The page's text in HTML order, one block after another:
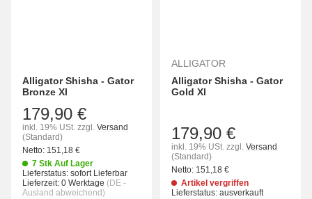
Alligator Shisha - Gator
Bronze Xl
179,90 €
inkl. 19% USt. zzgl. Versand
(Standard)
Netto: 151,18 €
7 Stk Auf Lager
Lieferstatus: sofort Lieferbar
Lieferzeit: 0 Werktage (DE -
Ausland abweichend)
ALLIGATOR
Alligator Shisha - Gator
Gold Xl
179,90 €
inkl. 19% USt. zzgl. Versand
(Standard)
Netto: 151,18 €
Artikel vergriffen
Lieferstatus: ausverkauft